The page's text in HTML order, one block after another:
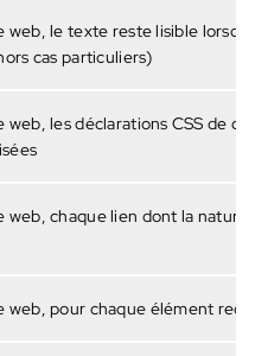
web, le texte reste lisible
cas particuliers)
web, les déclarations CSS de
web, chaque lien dont la
web, pour chaque élément